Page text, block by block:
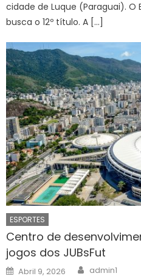
cidade de Luque (Paraguai).
busca o 12º título. A […]
ESPORTES
Centro de
jogos dos JUBsFut
Posted
Abril 9, 2026 Author
admin1